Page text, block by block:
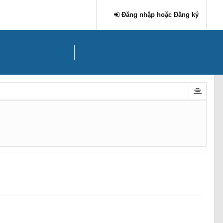
Đăng nhập hoặc Đăng ký